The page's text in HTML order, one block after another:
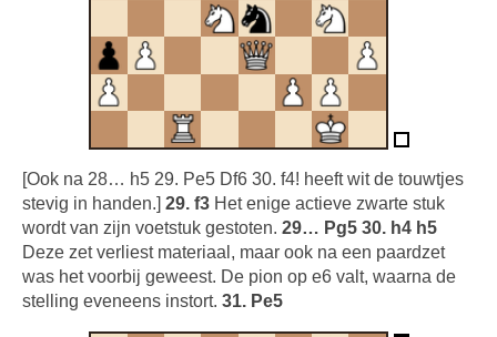
[Ook na 28… h5 29. Pe5 Df6 30. f4! heeft wit de touwtjes
stevig in handen.] 29. f3 Het enige actieve zwarte stuk
wordt van zijn voetstuk gestoten. 29… Pg5 30. h4 h5
Deze zet verliest materiaal, maar ook na een paardzet
was het voorbij geweest. De pion op e6 valt, waarna de
stelling eveneens instort. 31. Pe5